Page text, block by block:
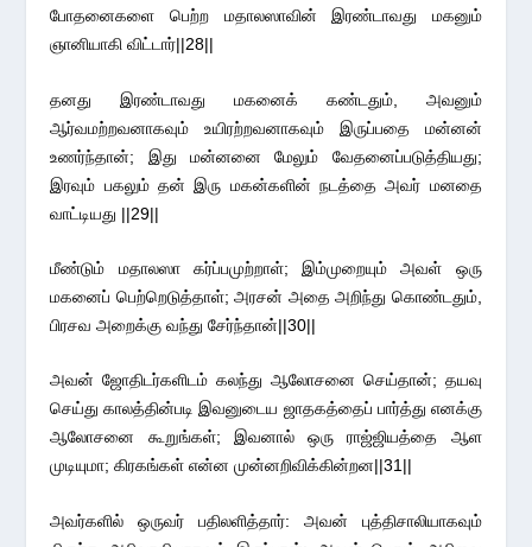
போதனைகளை பெற்ற மதாலஸாவின் இரண்டாவது மகனும்
ஞானியாகி விட்டார்||28||
தனது இரண்டாவது மகனைக் கண்டதும், அவனும்
ஆர்வமற்றவனாகவும் உயிரற்றவனாகவும் இருப்பதை மன்னன்
உணர்ந்தான்; இது மன்னனை மேலும் வேதனைப்படுத்தியது;
இரவும் பகலும் தன் இரு மகன்களின் நடத்தை அவர் மனதை
வாட்டியது ||29||
மீண்டும் மதாலஸா கர்ப்பமுற்றாள்; இம்முறையும் அவள் ஒரு
மகனைப் பெற்றெடுத்தாள்; அரசன் அதை அறிந்து கொண்டதும்,
பிரசவ அறைக்கு வந்து சேர்ந்தான்||30||
அவன் ஜோதிடர்களிடம் கலந்து ஆலோசனை செய்தான்; தயவு
செய்து காலத்தின்படி இவனுடைய ஜாதகத்தைப் பார்த்து எனக்கு
ஆலோசனை கூறுங்கள்; இவனால் ஒரு ராஜ்ஜியத்தை ஆள
முடியுமா; கிரகங்கள் என்ன முன்னறிவிக்கின்றன||31||
அவர்களில் ஒருவர் பதிலளித்தார்: அவன் புத்திசாலியாகவும்